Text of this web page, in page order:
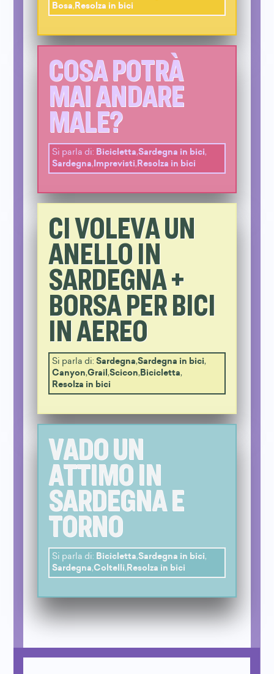
Bosa,Resolza in bici
COSA POTRÀ
MAI ANDARE
MALE?
Si parla di: Bicicletta,Sardegna in bici,
Sardegna, Imprevisti, Resolza in bici
CI VOLEVA UN
ANELLO IN
SARDEGNA +
BORSA PER BICI
IN AEREO
Si parla di: Sardegna,Sardegna in bici,
Canyon,Grail ,Scicon,Bicicletta,
Resolza in bici
VADO UN
ATTIMO IN
SARDEGNA E
TORNO
Si parla di: Bicicletta,Sardegna in bici,
Sardegna,Coltelli, Resolza in bici